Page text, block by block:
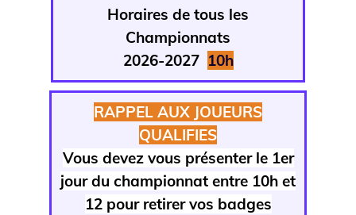
Horaires de tous les
Championnats
2026-2027 10h
RAPPEL AUX JOUEURS
QUALIFIES
Vous devez vous présenter le 1er
jour du championnat entre 10h et
12 pour retirer vos badges